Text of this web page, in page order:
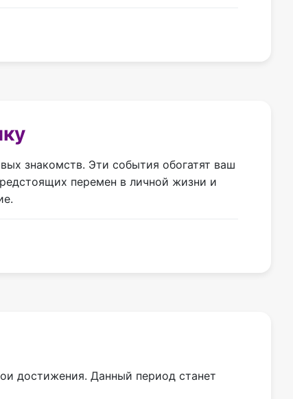
знакомств. Эти события обогатят ваш
перемен в личной жизни и
достижения. Данный период станет